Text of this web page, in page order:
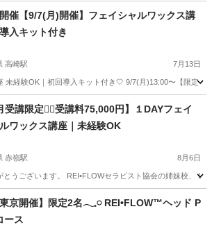
鹿児島中央駅 リフトアップ
催【9/7(月)開催】フェイシャルワックス講
入キット付き
高崎駅 7月13日
未経験OK｜初回導入キット付き🤍 9/7(月)13:00〜【限定
駅 スキンケア フェイシャル
受講限定❤️‍🔥受講料75,000円】１DAYフェイ
ワックス講座｜未経験OK
赤嶺駅 8月6日
とうございます。 REI•FLOWセラピスト協会の姉妹校、
駅 美容健康 フェイシャル
京開催】限定2名𓂃𓈒𓏸 REI•FLOW™ヘッド P
ース